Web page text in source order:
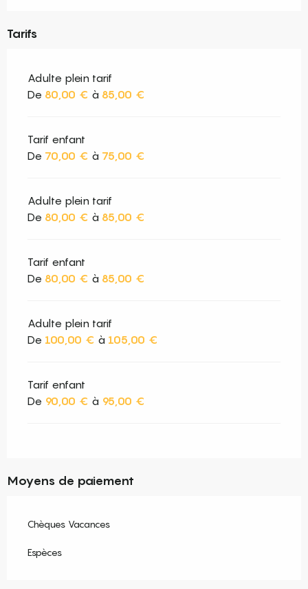
Tarifs
Adulte plein tarif
De 80,00 € à 85,00 €
Tarif enfant
De 70,00 € à 75,00 €
Adulte plein tarif
De 80,00 € à 85,00 €
Tarif enfant
De 80,00 € à 85,00 €
Adulte plein tarif
De 100,00 € à 105,00 €
Tarif enfant
De 90,00 € à 95,00 €
Moyens de paiement
Chèques Vacances
Espèces